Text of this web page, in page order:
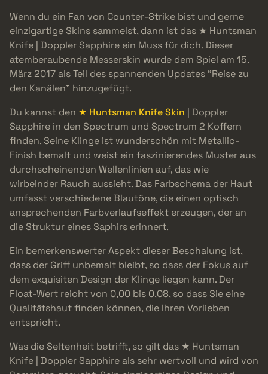
Wenn du ein Fan von Counter-Strike bist und gerne
einzigartige Skins sammelst, dann ist das ★ Huntsman
Knife | Doppler Sapphire ein Muss für dich. Dieser
atemberaubende Messerskin wurde dem Spiel am 15.
März 2017 als Teil des spannenden Updates “Reise zu
den Kanälen” hinzugefügt.
Du kannst den ★ Huntsman Knife Skin | Doppler
Sapphire in den Spectrum und Spectrum 2 Koffern
finden. Seine Klinge ist wunderschön mit Metallic-
Finish bemalt und weist ein faszinierendes Muster aus
durchscheinenden Wellenlinien auf, das wie
wirbelnder Rauch aussieht. Das Farbschema der Haut
umfasst verschiedene Blautöne, die einen optisch
ansprechenden Farbverlaufseffekt erzeugen, der an
die Struktur eines Saphirs erinnert.
Ein bemerkenswerter Aspekt dieser Beschalung ist,
dass der Griff unbemalt bleibt, so dass der Fokus auf
dem exquisiten Design der Klinge liegen kann. Der
Float-Wert reicht von 0,00 bis 0,08, so dass Sie eine
Qualitätshaut finden können, die Ihren Vorlieben
entspricht.
Was die Seltenheit betrifft, so gilt das ★ Huntsman
Knife | Doppler Sapphire als sehr wertvoll und wird von